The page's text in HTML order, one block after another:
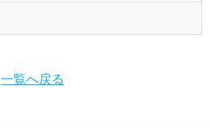
一覧へ戻る